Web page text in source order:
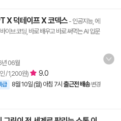
X 덕테이프 X 코덱스 - 인공지능, 에
이브 코딩, 바로 배우고 바로 써먹는 AI 입문
06월
/ 1,200원) 9.0
급 8월 10일 (월) 아침 7시 출근전 배송 변경